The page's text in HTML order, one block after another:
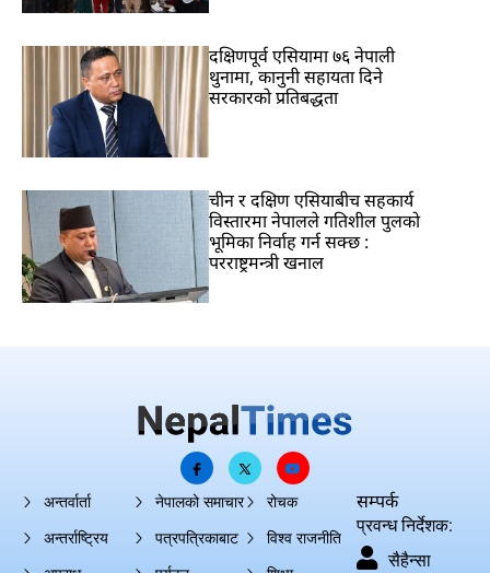
दक्षिणपूर्व एसियामा ७६ नेपाली
थुनामा, कानुनी सहायता दिने
सरकारको प्रतिबद्धता
चीन र दक्षिण एसियाबीच सहकार्य
विस्तारमा नेपालले गतिशील पुलको
भूमिका निर्वाह गर्न सक्छ :
परराष्ट्रमन्त्री खनाल
अन्तर्वार्ता
अन्तर्राष्ट्रिय
नेपालको समाचार
पत्रपत्रिकाबाट
रोचक
विश्व राजनीति
सम्पर्क
प्रवन्ध निर्देशक:
सैहैन्सा